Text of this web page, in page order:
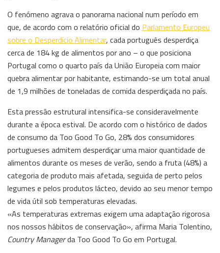
O fenómeno agrava o panorama nacional num período em
que, de acordo com o relatório oficial do Parlamento Europeu
sobre o Desperdício Alimentar, cada português desperdiça
cerca de 184 kg de alimentos por ano – o que posiciona
Portugal como o quarto país da União Europeia com maior
quebra alimentar por habitante, estimando-se um total anual
de 1,9 milhões de toneladas de comida desperdiçada no país.
Esta pressão estrutural intensifica-se consideravelmente
durante a época estival. De acordo com o histórico de dados
de consumo da Too Good To Go, 28% dos consumidores
portugueses admitem desperdiçar uma maior quantidade de
alimentos durante os meses de verão, sendo a fruta (48%) a
categoria de produto mais afetada, seguida de perto pelos
legumes e pelos produtos lácteo, devido ao seu menor tempo
de vida útil sob temperaturas elevadas.
«As temperaturas extremas exigem uma adaptação rigorosa
nos nossos hábitos de conservação», afirma Maria Tolentino,
Country Managerda Too Good To Go em Portugal.